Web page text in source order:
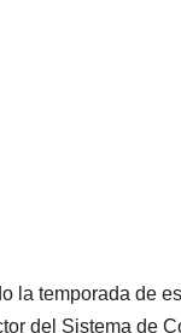
la temporada de
del Sistema de